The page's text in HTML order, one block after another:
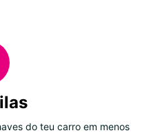
do teu carro em menos